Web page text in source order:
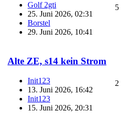
Golf 2gti
25. Juni 2026, 02:31
Borstel
29. Juni 2026, 10:41
5
Alte ZE, s14 kein Strom
Init123
13. Juni 2026, 16:42
Init123
15. Juni 2026, 20:31
2